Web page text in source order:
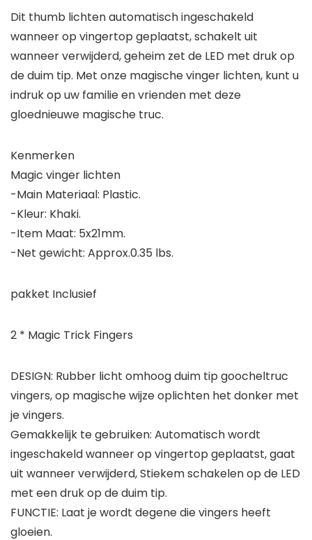
Dit thumb lichten automatisch ingeschakeld
wanneer op vingertop geplaatst, schakelt uit
wanneer verwijderd, geheim zet de LED met druk op
de duim tip. Met onze magische vinger lichten, kunt u
indruk op uw familie en vrienden met deze
gloednieuwe magische truc.
Kenmerken
Magic vinger lichten
-Main Materiaal: Plastic.
-Kleur: Khaki.
-Item Maat: 5x21mm.
-Net gewicht: Approx.0.35 lbs.
pakket Inclusief
2 * Magic Trick Fingers
DESIGN: Rubber licht omhoog duim tip goocheltruc
vingers, op magische wijze oplichten het donker met
je vingers.
Gemakkelijk te gebruiken: Automatisch wordt
ingeschakeld wanneer op vingertop geplaatst, gaat
uit wanneer verwijderd, Stiekem schakelen op de LED
met een druk op de duim tip.
FUNCTIE: Laat je wordt degene die vingers heeft
gloeien.